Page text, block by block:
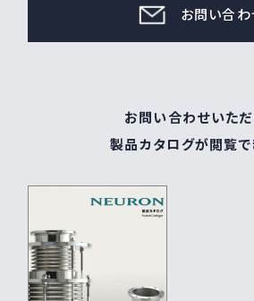
お問い合わ
お問い合わせいただ
製品カタログが閲覧で